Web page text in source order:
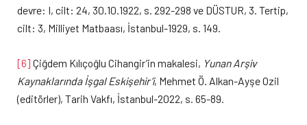
devre: I, cilt: 24, 30.10.1922, s. 292-298 ve DÜSTUR, 3. Tertip,
cilt: 3, Milliyet Matbaası, İstanbul-1929, s. 149.
[6] Çiğdem Kılıçoğlu Cihangir’in makalesi, Yunan Arşiv
Kaynaklarında İşgal Eskişehir’i, Mehmet Ö. Alkan-Ayşe Ozil
(editörler), Tarih Vakfı, İstanbul-2022, s. 65-89.